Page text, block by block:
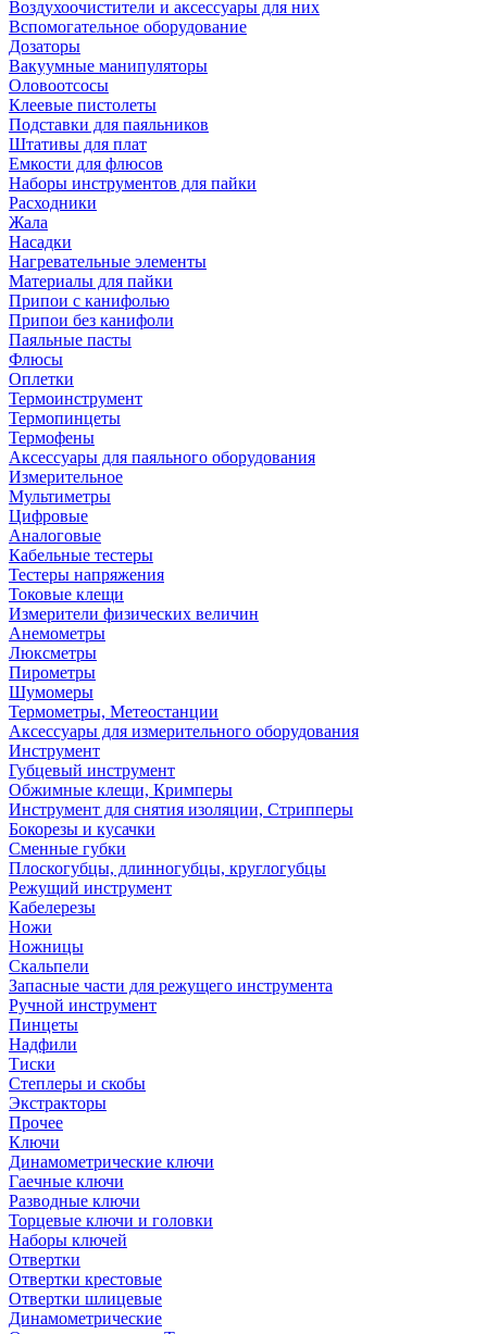
Воздухоочистители и аксессуары для них
Вспомогательное оборудование
Дозаторы
Вакуумные манипуляторы
Оловоотсосы
Клеевые пистолеты
Подставки для паяльников
Штативы для плат
Емкости для флюсов
Наборы инструментов для пайки
Расходники
Жала
Насадки
Нагревательные элементы
Материалы для пайки
Припои с канифолью
Припои без канифоли
Паяльные пасты
Флюсы
Оплетки
Термоинструмент
Термопинцеты
Термофены
Аксессуары для паяльного оборудования
Измерительное
Мультиметры
Цифровые
Аналоговые
Кабельные тестеры
Тестеры напряжения
Токовые клещи
Измерители физических величин
Анемометры
Люксметры
Пирометры
Шумомеры
Термометры, Метеостанции
Аксессуары для измерительного оборудования
Инструмент
Губцевый инструмент
Обжимные клещи, Кримперы
Инструмент для снятия изоляции, Стрипперы
Бокорезы и кусачки
Сменные губки
Плоскогубцы, длинногубцы, круглогубцы
Режущий инструмент
Кабелерезы
Ножи
Ножницы
Скальпели
Запасные части для режущего инструмента
Ручной инструмент
Пинцеты
Надфили
Тиски
Степлеры и скобы
Экстракторы
Прочее
Ключи
Динамометрические ключи
Гаечные ключи
Разводные ключи
Торцевые ключи и головки
Наборы ключей
Отвертки
Отвертки крестовые
Отвертки шлицевые
Динамометрические